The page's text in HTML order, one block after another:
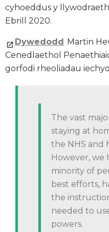
cyhoeddus y
Ebrill 2020.
Dywedodd Martin
Cenedlaethol
gorfodi rheoliadau
The vast
staying at
the NHS and
However, we
minority of
best efforts,
the
needed to
powers.